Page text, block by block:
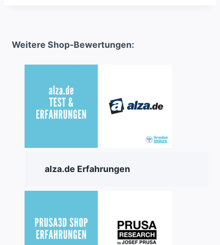
Weitere Shop-Bewertungen:
alza.de Erfahrungen